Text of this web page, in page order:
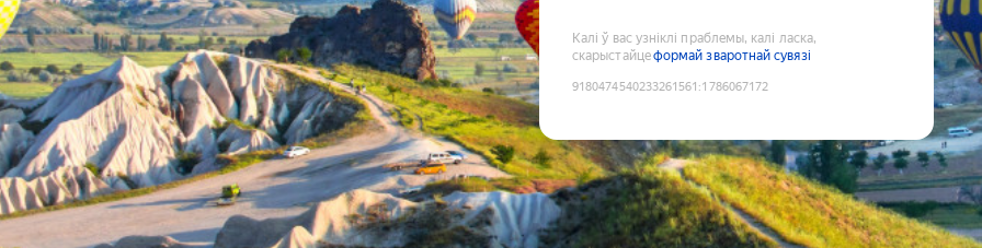
Калі ў вас узніклі праблемы, калі ласка,
скарыстайцеформай зваротнай сувязі
9180474540233261561 :1786067172